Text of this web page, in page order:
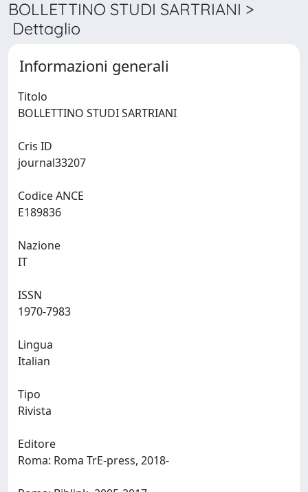
BOLLETTINO STUDI SARTRIANI >
Dettaglio
Informazioni generali
Titolo
Cris ID
Codice ANCE
Nazione
ISSN
Lingua
Tipo
Rivista
Editore
Roma: Roma TrE-press, 2018-